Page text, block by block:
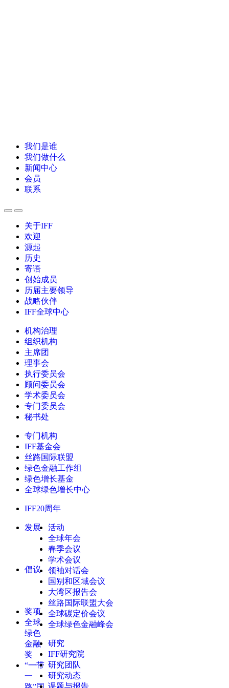
我们是谁
我们做什么
新闻中心
会员
联系
关于IFF
欢迎
源起
历史
寄语
创始成员
历届主要领导
战略伙伴
IFF全球中心
机构治理
组织机构
主席团
理事会
执行委员会
顾问委员会
学术委员会
专门委员会
秘书处
专门机构
IFF基金会
丝路国际联盟
绿色金融工作组
绿色增长基金
全球绿色增长中心
IFF20周年
发展
倡议
奖项
全球
绿色
金融
奖
“一带
一
活动
全球年会
春季会议
学术会议
领袖对话会
国别和区域会议
大湾区报告会
丝路国际联盟大会
全球碳定价会议
全球绿色金融峰会
研究
IFF研究院
研究团队
研究动态
课题与报告